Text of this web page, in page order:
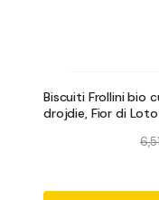
Biscuiti Frollini bio
drojdie, Fior di